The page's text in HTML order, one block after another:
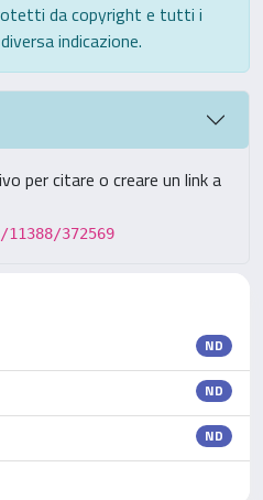
da copyright e tutti i
indicazione.
per citare o creare un link a
372569
ND
ND
ND